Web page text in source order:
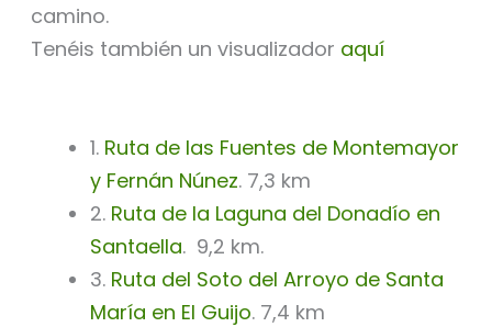
camino.
Tenéis también un visualizador aquí
1. Ruta de las Fuentes de Montemayor
y Fernán Núnez. 7,3 km
2. Ruta de la Laguna del Donadío en
Santaella. 9,2 km.
3. Ruta del Soto del Arroyo de Santa
María en El Guijo. 7,4 km